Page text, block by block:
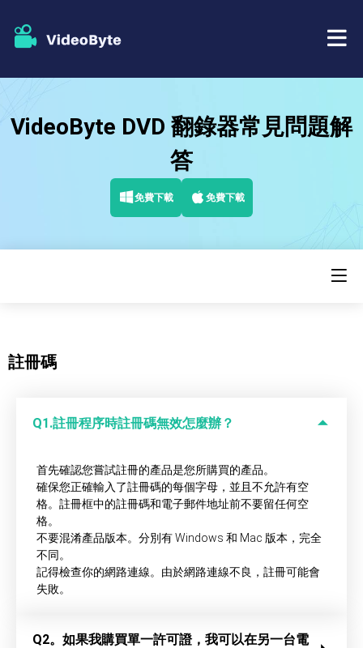
藍光拷貝
VideoByte DVD 翻錄器常見問題解
答
免費下載 免費下載
註冊碼
Q1.註冊程序時註冊碼無效怎麼辦？
首先確認您嘗試註冊的產品是您所購買的產品。
確保您正確輸入了註冊碼的每個字母，並且不允許有空
格。註冊框中的註冊碼和電子郵件地址前不要留任何空
格。
不要混淆產品版本。分別有 Windows 和 Mac 版本，完全
不同。
記得檢查你的網路連線。由於網路連線不良，註冊可能會
失敗。
Q2。如果我購買單一許可證，我可以在另一台電